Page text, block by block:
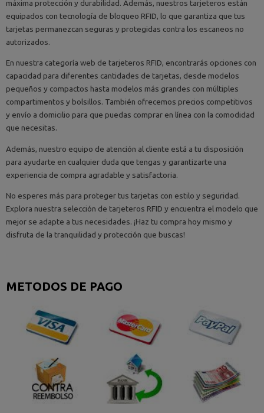
METODOS DE PAGO
máxima protección y durabilidad. Además, nuestros tarjeteros están
equipados con tecnología de bloqueo RFID, lo que garantiza que tus
tarjetas permanezcan seguras y protegidas contra los escaneos no
autorizados.
En nuestra categoría web de tarjeteros RFID, encontrarás opciones con
capacidad para diferentes cantidades de tarjetas, desde modelos
pequeños y compactos hasta modelos más grandes con múltiples
compartimentos y bolsillos. También ofrecemos precios competitivos
y envío a domicilio para que puedas comprar en línea con la comodidad
que necesitas.
Además, nuestro equipo de atención al cliente está a tu disposición
para ayudarte en cualquier duda que tengas y garantizarte una
experiencia de compra agradable y satisfactoria.
No esperes más para proteger tus tarjetas con estilo y seguridad.
Explora nuestra selección de tarjeteros RFID y encuentra el modelo que
mejor se adapte a tus necesidades. ¡Haz tu compra hoy mismo y
disfruta de la tranquilidad y protección que buscas!